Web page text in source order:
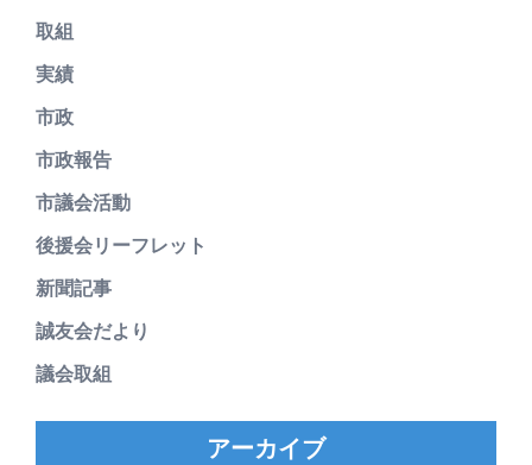
取組
実績
市政
市政報告
市議会活動
後援会リーフレット
新聞記事
誠友会だより
議会取組
アーカイブ